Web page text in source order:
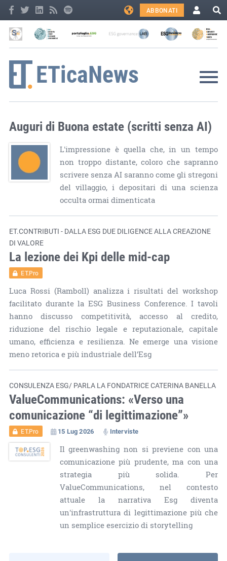
ABBONATI
Auguri di Buona estate (scritti senza AI)
L'impressione è quella che, in un tempo
non troppo distante, coloro che sapranno
scrivere senza AI saranno come gli stregoni
del villaggio, i depositari di una scienza
occulta ormai dimenticata
ET.CONTRIBUTI - DALLA ESG DUE DILIGENCE ALLA CREAZIONE
DI VALORE
La lezione dei Kpi delle mid-cap
ET.Pro
Luca Rossi (Ramboll) analizza i risultati del workshop
facilitato durante la ESG Business Conference. I tavoli
hanno discusso competitività, accesso al credito,
riduzione del rischio legale e reputazionale, capitale
umano, efficienza e resilienza. Ne emerge una visione
meno retorica e più industriale dell’Esg
CONSULENZA ESG/ PARLA LA FONDATRICE CATERINA BANELLA
ValueCommunications: «Verso una
comunicazione “di legittimazione”»
ET.Pro 15 Lug 2026 Interviste
Il greenwashing non si previene con una
comunicazione più prudente, ma con una
strategia più solida. Per
ValueCommunications, nel contesto
attuale la narrativa Esg diventa
un'infrastruttura di legittimazione più che
un semplice esercizio di storytelling